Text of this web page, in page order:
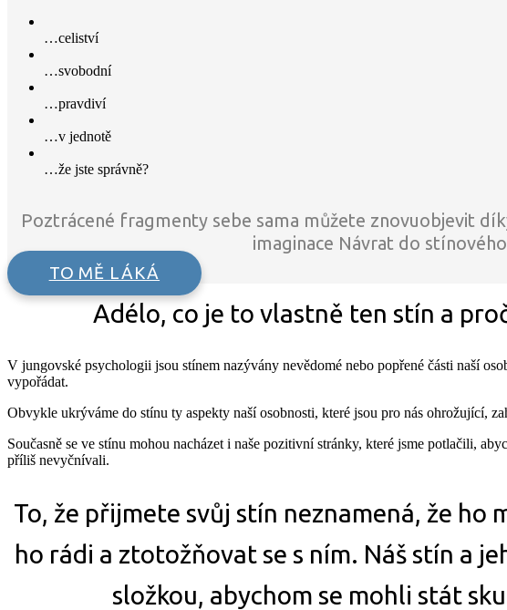
…celiství
…svobodní
…pravdiví
…v jednotě
…že jste správně?
Poztrácené fragmenty sebe sama můžete znovuobjevit
imaginace Návrat do
TO MĚ LÁKÁ
Adélo, co je to vlastně ten stín a
V jungovské psychologii jsou stínem nazývány nevědomé nebo popřené části naší
vypořádat.
Obvykle ukrýváme do stínu ty aspekty naší osobnosti, které jsou pro nás ohrožující,
Současně se ve stínu mohou nacházet i naše pozitivní stránky, které jsme potlačili,
příliš nevyčnívali.
To, že přijmete svůj stín neznamená, že ho
ho rádi a ztotožňovat se s ním. Náš stín a
složkou, abychom se mohli stát